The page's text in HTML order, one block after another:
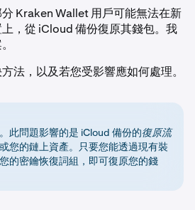
Kraken Wallet 用戶可能無法在新
，從 iCloud 備份復原其錢包。我
法，以及若您受影響應如何處理。
此問題影響的是 iCloud 備份的復原流
您的鏈上資產。只要您能透過現有裝
的密鑰恢復詞組，即可復原您的錢